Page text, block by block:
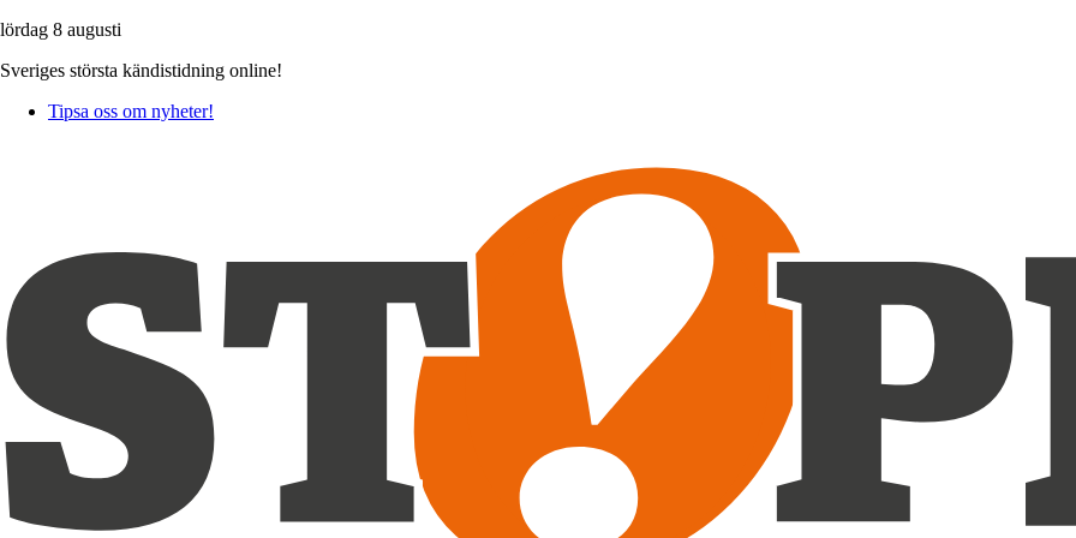
lördag 8 augusti
Sveriges största kändistidning online!
Tipsa oss om nyheter!